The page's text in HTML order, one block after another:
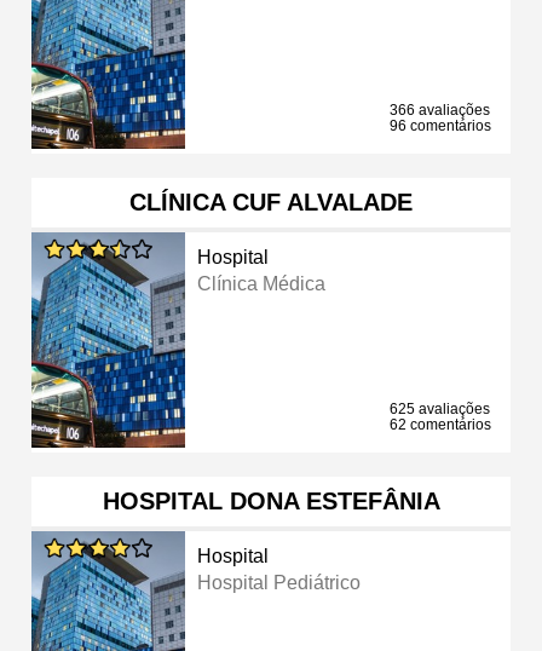
366 avaliações
96 comentários
CLÍNICA CUF ALVALADE
Hospital
Clínica Médica
625 avaliações
62 comentários
HOSPITAL DONA ESTEFÂNIA
Hospital
Hospital Pediátrico